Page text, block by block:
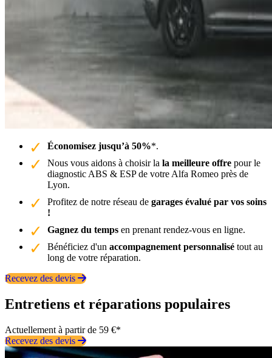
Économisez jusqu’à 50%*.
Nous vous aidons à choisir la la meilleure offre pour le
diagnostic ABS & ESP de votre Alfa Romeo près de
Lyon.
Profitez de notre réseau de garages évalué par vos soins
!
Gagnez du temps en prenant rendez-vous en ligne.
Bénéficiez d'un accompagnement personnalisé tout au
long de votre réparation.
Recevez des devis
Entretiens et réparations populaires
Actuellement à partir de 59 €*
Recevez des devis